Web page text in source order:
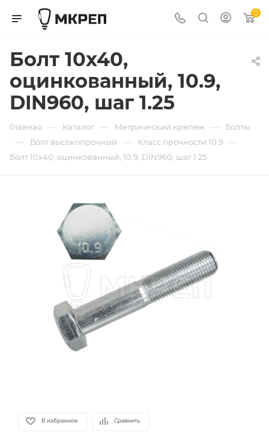
0
Болт 10х40,
оцинкованный, 10.9,
DIN960, шаг 1.25
Главная — Каталог — Метрический крепеж — Болты
— Болт высокопрочный — Класс прочности 10.9 —
Болт 10х40, оцинкованный, 10.9, DIN960, шаг 1.25
В избранное Сравнить